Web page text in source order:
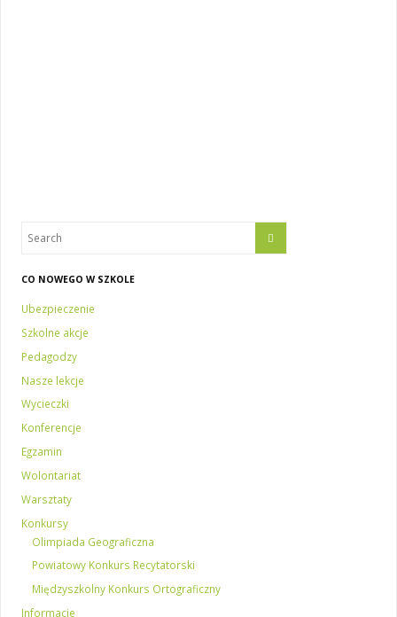
CO NOWEGO W SZKOLE
Ubezpieczenie
Szkolne akcje
Pedagodzy
Nasze lekcje
Wycieczki
Konferencje
Egzamin
Wolontariat
Warsztaty
Konkursy
Olimpiada Geograficzna
Powiatowy Konkurs Recytatorski
Międzyszkolny Konkurs Ortograficzny
Informacje